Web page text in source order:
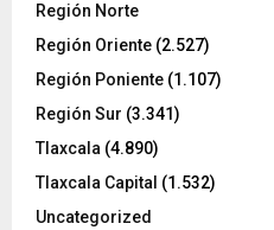
Región Norte
Región Oriente (2.527)
Región Poniente (1.107)
Región Sur (3.341)
Tlaxcala (4.890)
Tlaxcala Capital (1.532)
Uncategorized